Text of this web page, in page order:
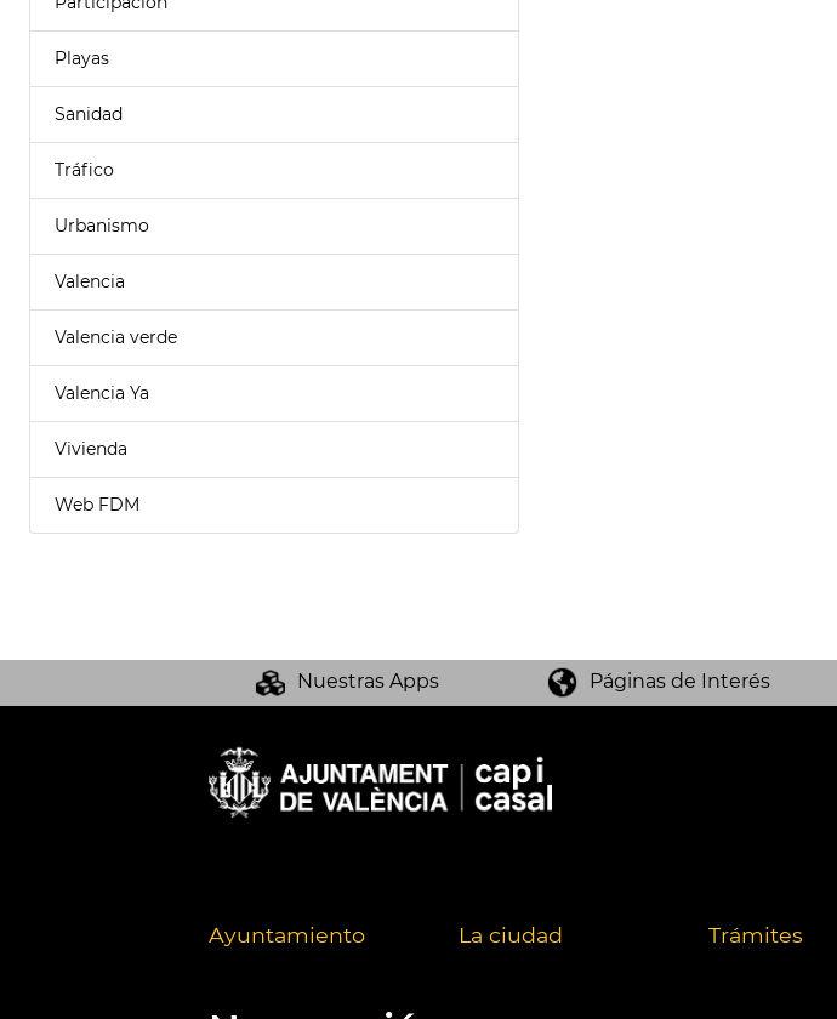
Playas
Sanidad
Tráfico
Urbanismo
Valencia
Valencia verde
Valencia Ya
Vivienda
Web FDM
Nuestras Apps Páginas de Interés
Ayuntamiento La ciudad Trámites